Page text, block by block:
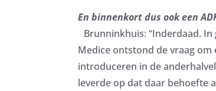
En binnenkort dus ook een
Brunninkhuis: “Inderdaad.
Medice ontstond de vraag om
introduceren in de
leverde op dat daar behoefte